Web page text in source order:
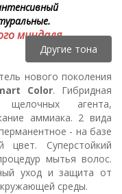
миндаля.
Другие тона
нового поколения
Color. Гибридная
агента,
аммиака. 2 вида
- на базе
Суперстойкий
мытья волос.
уход и защита от
среды.